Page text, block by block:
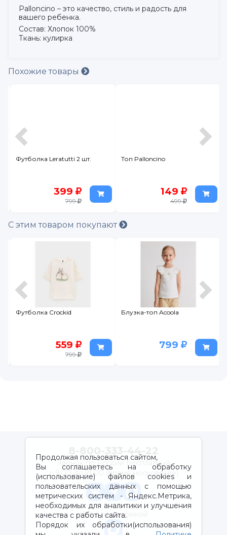
Palloncino – это качество, стиль и радость для
вашего ребенка.
Состав: Хлопок 100%
Ткань: кулирка
Похожие товары
Футболка Leratutti 2 шт.
399
799
Топ Palloncino
149
499
С этим товаром покупают
Футболка Crockid
559
799
Блузка-топ Acoola
799
Продолжая пользоваться сайтом,
Вы соглашаетесь на обработку
(использование) файлов cookies и
пользовательских данных с помощью
метрических систем - Яндекс.Метрика,
необходимых для аналитики и улучшения
качества с работы сайта.
Порядок их обработки(использования)
Звонок по России бесплатный
с 9:00 до 21:00 (время московское)
Чат с поддержкой